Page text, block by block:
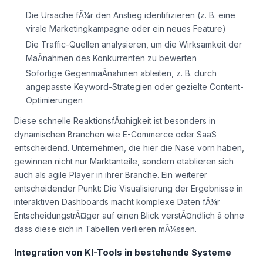
Die Ursache fÃ¼r den Anstieg identifizieren (z. B. eine
virale Marketingkampagne oder ein neues Feature)
Die Traffic-Quellen analysieren, um die Wirksamkeit der
MaÃnahmen des Konkurrenten zu bewerten
Sofortige GegenmaÃnahmen ableiten, z. B. durch
angepasste Keyword-Strategien oder gezielte Content-
Optimierungen
Diese schnelle ReaktionsfÃ¤higkeit ist besonders in
dynamischen Branchen wie E-Commerce oder SaaS
entscheidend. Unternehmen, die hier die Nase vorn haben,
gewinnen nicht nur Marktanteile, sondern etablieren sich
auch als agile Player in ihrer Branche. Ein weiterer
entscheidender Punkt: Die Visualisierung der Ergebnisse in
interaktiven Dashboards macht komplexe Daten fÃ¼r
EntscheidungstrÃ¤ger auf einen Blick verstÃ¤ndlich â ohne
dass diese sich in Tabellen verlieren mÃ¼ssen.
Integration von KI-Tools in bestehende Systeme